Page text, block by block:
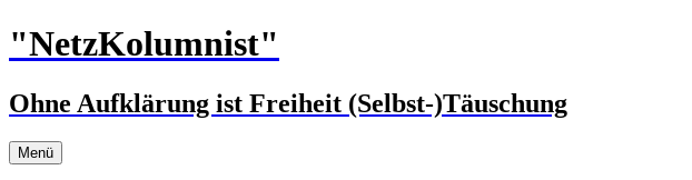
Zum
Inhalt
"NetzKolumnist"
Ohne Aufklärung ist Freiheit (Selbst-)Täuschung
Menü